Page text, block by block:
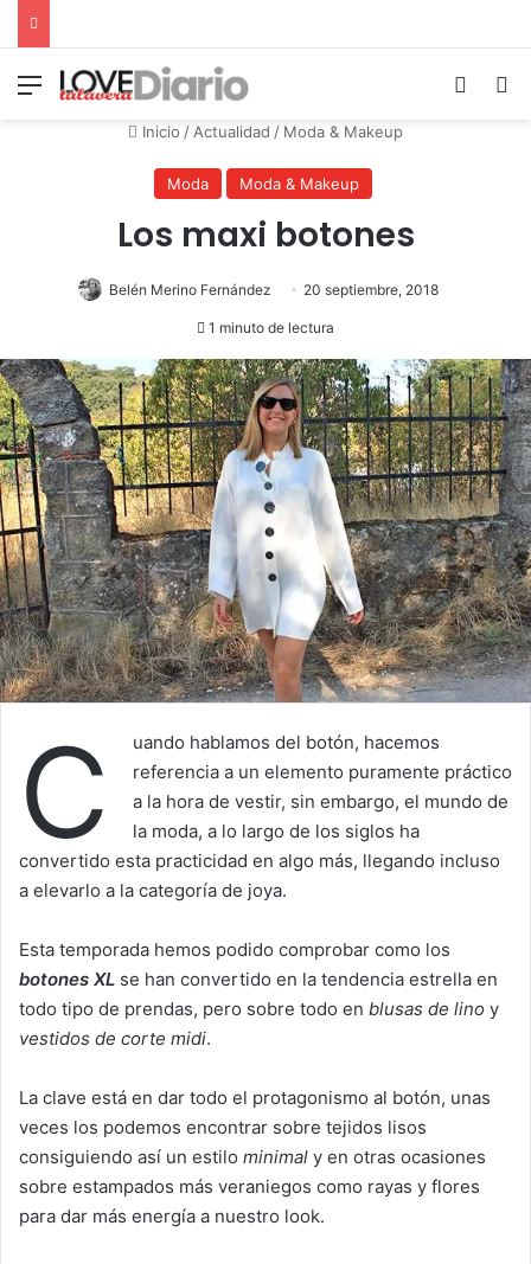
Menú
Inicio /Actualidad / Moda & Makeup
Moda Moda & Makeup
Los maxi botones
Belén Merino Fernández 20 septiembre, 2018
1 minuto de lectura
C
uando hablamos del botón, hacemos
referencia a un elemento puramente práctico
a la hora de vestir, sin embargo, el mundo de
la moda, a lo largo de los siglos ha
convertido esta practicidad en algo más, llegando incluso
a elevarlo a la categoría de joya.
Esta temporada hemos podido comprobar como los
botones XL se han convertido en la tendencia estrella en
todo tipo de prendas, pero sobre todo en blusas de lino y
vestidos de corte midi.
La clave está en dar todo el protagonismo al botón, unas
veces los podemos encontrar sobre tejidos lisos
consiguiendo así un estilo minimal y en otras ocasiones
sobre estampados más veraniegos como rayas y flores
para dar más energía a nuestro look.